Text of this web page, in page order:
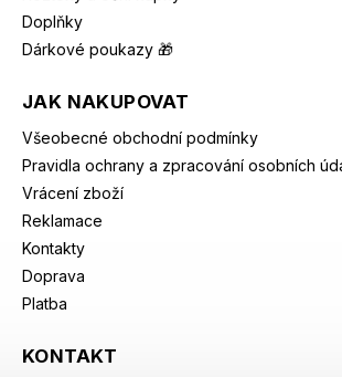
Doplňky
Dárkové poukazy 🎁
JAK NAKUPOVAT
Všeobecné obchodní podmínky
Pravidla ochrany a zpracování osobních
Vrácení zboží
Reklamace
Kontakty
Doprava
Platba
KONTAKT